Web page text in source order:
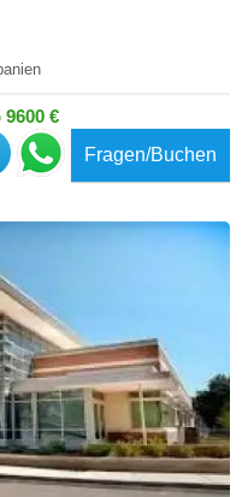
€
Fragen/Buchen